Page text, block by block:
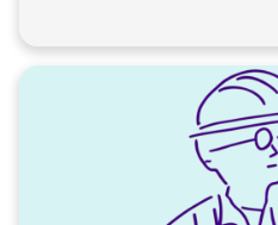
voor de digitalisering van
omgeving. Dit stimuleert
capaciteitsopbouw in de